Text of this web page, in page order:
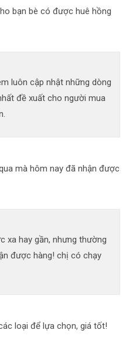
bạn bè có được huê hồng
luôn cập nhật những dòng
đề xuất cho người mua
mà hôm nay đã nhận được
xa hay gần, nhưng thường
được hàng! chị có chạy
loại để lựa chọn, giá tốt!